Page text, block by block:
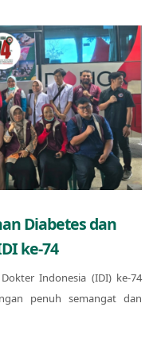
Diabetes dan
ke-74
Indonesia (IDI) ke-74
penuh semangat dan